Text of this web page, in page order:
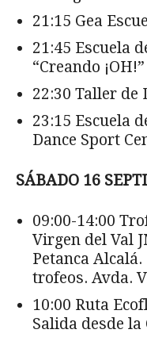
21:15 Gea
21:45 Escuela
“Creando ¡OH!”
22:30 Taller de
23:15 Escuela
Dance Sport
SÁBADO 16
09:00-14:00
Virgen del Val
Petanca
trofeos. Avda.
10:00 Ruta
Salida desde la